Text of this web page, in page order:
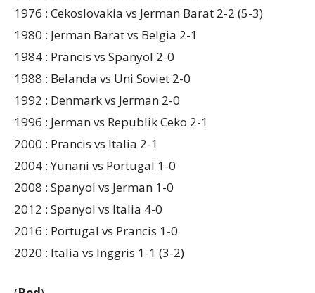
1976 : Cekoslovakia vs Jerman Barat 2-2 (5-3)
1980 : Jerman Barat vs Belgia 2-1
1984 : Prancis vs Spanyol 2-0
1988 : Belanda vs Uni Soviet 2-0
1992 : Denmark vs Jerman 2-0
1996 : Jerman vs Republik Ceko 2-1
2000 : Prancis vs Italia 2-1
2004 : Yunani vs Portugal 1-0
2008 : Spanyol vs Jerman 1-0
2012 : Spanyol vs Italia 4-0
2016 : Portugal vs Prancis 1-0
2020 : Italia vs Inggris 1-1 (3-2)